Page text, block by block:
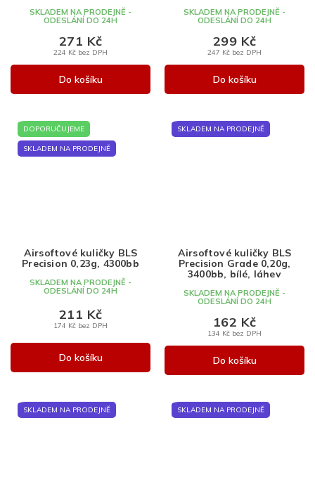
SKLADEM NA PRODEJNĚ -
ODESLÁNÍ DO 24H
224 Kč bez DPH
271 Kč
Do košíku
SKLADEM NA PRODEJNĚ -
ODESLÁNÍ DO 24H
247 Kč bez DPH
299 Kč
Do košíku
DOPORUČUJEME
SKLADEM NA PRODEJNĚ
Airsoftové kuličky BLS
Precision 0,23g, 4300bb
SKLADEM NA PRODEJNĚ -
ODESLÁNÍ DO 24H
174 Kč bez DPH
211 Kč
Do košíku
SKLADEM NA PRODEJNĚ
Airsoftové kuličky BLS
Precision Grade 0,20g,
3400bb, bílé, láhev
SKLADEM NA PRODEJNĚ -
ODESLÁNÍ DO 24H
134 Kč bez DPH
162 Kč
Do košíku
SKLADEM NA PRODEJNĚ SKLADEM NA PRODEJNĚ